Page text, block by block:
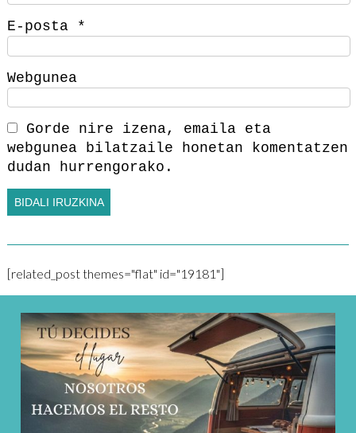
E-posta *
Webgunea
Gorde nire izena, emaila eta
webgunea bilatzaile honetan komentatzen
dudan hurrengorako.
[related_post themes="flat" id="19181"]